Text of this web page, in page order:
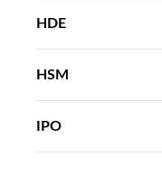
HDE
HSM
IPO